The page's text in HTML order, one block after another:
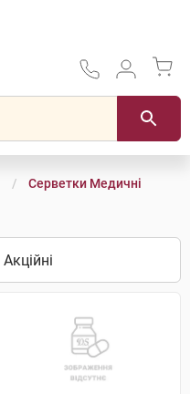
Серветки Медичні